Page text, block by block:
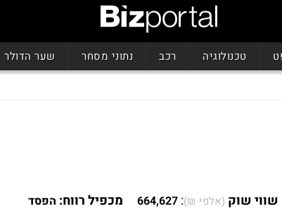
טכנולוגיה רכב נתוני מסחר שער הדולר
שווי שוק (אלפי ₪):
664,627 מכפיל רווח: הפסד